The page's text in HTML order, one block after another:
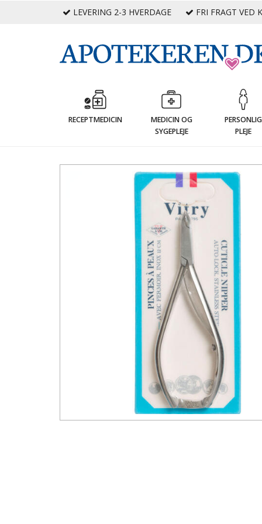
LEVERING 2-3 HVERDAGE FRI FRAGT VED
RECEPTMEDICIN
MEDICIN OG
SYGEPLEJE
PERSONLIG
PLEJE